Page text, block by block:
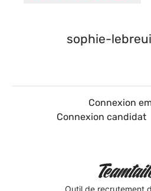
sophie-
Connexion
Connexion candidat
Outil de recrutement